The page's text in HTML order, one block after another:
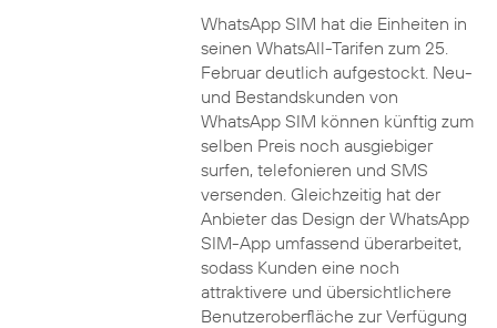
WhatsApp SIM hat die Einheiten in
seinen WhatsAll-Tarifen zum 25.
Februar deutlich aufgestockt. Neu-
und Bestandskunden von
WhatsApp SIM können künftig zum
selben Preis noch ausgiebiger
surfen, telefonieren und SMS
versenden. Gleichzeitig hat der
Anbieter das Design der WhatsApp
SIM-App umfassend überarbeitet,
sodass Kunden eine noch
attraktivere und übersichtlichere
Benutzeroberfläche zur Verfügung